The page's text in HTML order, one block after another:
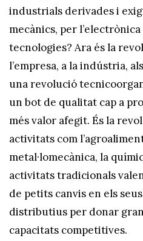
industrials derivades i
mecànics, per
tecnologies? Ara és la
l’empresa, a la indústria,
una revolució
un bot de qualitat cap a
més valor afegit. És la
activitats com
metal·lomecànica, la
activitats tradicionals
de petits canvis en els
distributius per donar
capacitats competitives.